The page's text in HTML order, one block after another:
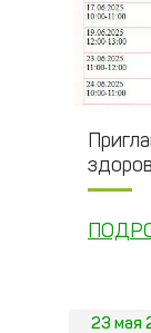
23 мая